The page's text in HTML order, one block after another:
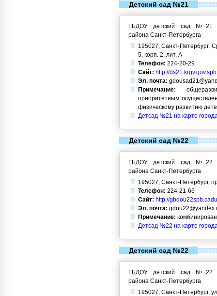
Детский сад №21
ГБДОУ детский сад №21
района Санкт-Петербурга
195027, Санкт-Петербург,
5, корп. 2, лит. А
Телефон: 224-20-29
Сайт: http://
Эл. почта:
Примечание:
приоритетным
физическому развитию
Детсад №21 на карте
Детский сад №22
ГБДОУ детский сад №22
района Санкт-Петербурга
195027, Санкт-Петербург,
Телефон: 224-21-66
Сайт: http://
Эл. почта:
Примечание:
Детсад №22 на карте
Детский сад №22
ГБДОУ детский сад №22
района Санкт-Петербурга
195027, Санкт-Петербург,